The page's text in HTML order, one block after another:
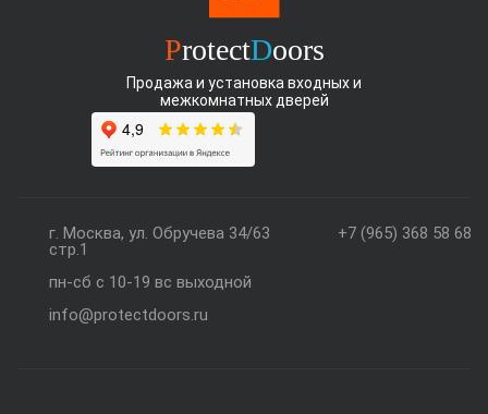
ProtectDoors
Продажа и установка входных и
межкомнатных дверей
+7 (965) 368 58 68
г. Москва, ул. Обручева 34/63
стр.1
пн-сб с 10-19 вс выходной
info@protectdoors.ru